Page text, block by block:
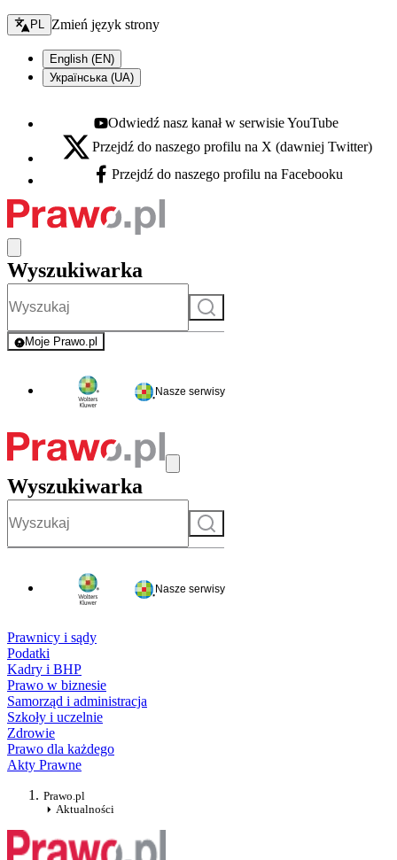
Zmień język - bieżący:
PL Zmień język strony
English (EN)
Українська (UA)
Youtube - otwiera się w nowej karcie
Odwiedź nasz kanał w serwisie YouTube
X - otwiera się w nowej karcie
Przejdź do naszego profilu na X (dawniej Twitter)
Facebook - otwiera się w nowej karcie
Przejdź do naszego profilu na Facebooku
Wyszukiwarka
Szukaj
Moje Prawo.pl
- rejestracja i logowanie do serwisu
Nasze serwisy
Wyszukiwarka
Szukaj
Nasze serwisy
Prawnicy i sądy
Podatki
Kadry i BHP
Prawo w biznesie
Samorząd i administracja
Szkoły i uczelnie
Zdrowie
Prawo dla każdego
Akty Prawne
Prawo.pl
Aktualności